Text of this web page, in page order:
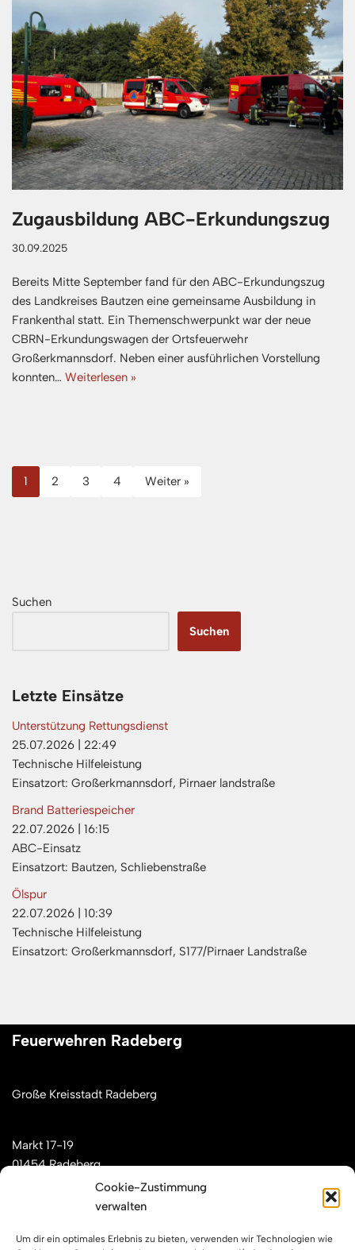
Cookie-Zustimmung
verwalten
Um dir ein optimales Erlebnis zu bieten, verwenden wir Technologien wie
Zugausbildung ABC-Erkundungszug
30.09.2025
Bereits Mitte September fand für den ABC-Erkundungszug
des Landkreises Bautzen eine gemeinsame Ausbildung in
Frankenthal statt. Ein Themenschwerpunkt war der neue
CBRN-Erkundungswagen der Ortsfeuerwehr
Großerkmannsdorf. Neben einer ausführlichen Vorstellung
konnten… Weiterlesen »
1 2 3 4 Weiter »
Suchen
Suchen
Letzte Einsätze
Unterstützung Rettungsdienst
25.07.2026
22:49
Technische Hilfeleistung
Einsatzort: Großerkmannsdorf, Pirnaer landstraße
Brand Batteriespeicher
22.07.2026
16:15
ABC-Einsatz
Einsatzort: Bautzen, Schliebenstraße
Ölspur
22.07.2026
10:39
Technische Hilfeleistung
Einsatzort: Großerkmannsdorf, S177/Pirnaer Landstraße
Feuerwehren Radeberg
Große Kreisstadt Radeberg
Markt 17-19
01454 Radeberg
Mail: kontakt[at]feuerwehren-radeberg.de
Feuerwehren Radeberg im Internet